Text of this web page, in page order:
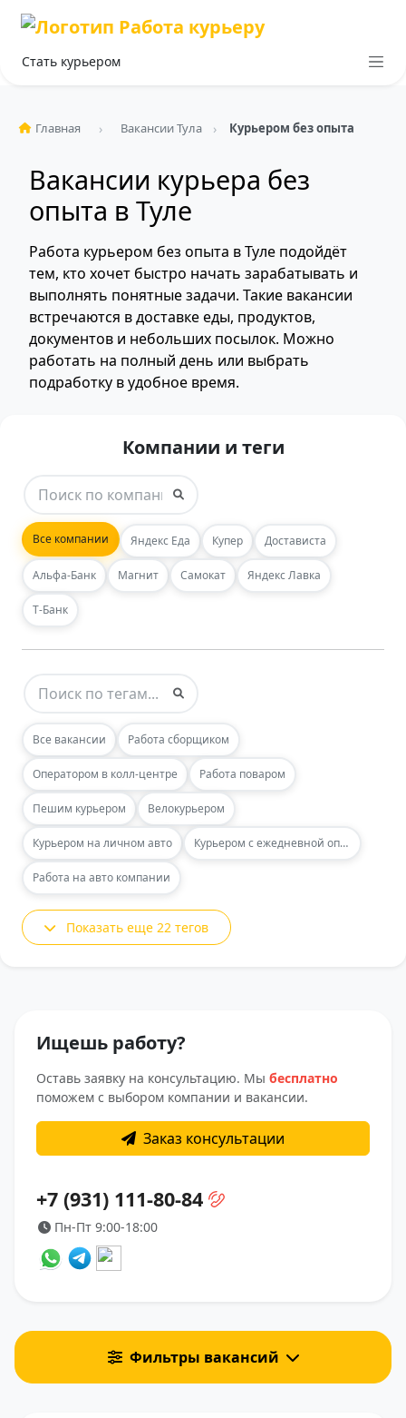
Стать курьером
Главная Вакансии Тула Курьером без опыта
Вакансии курьера без
опыта в Туле
Работа курьером без опыта в Туле подойдёт
тем, кто хочет быстро начать зарабатывать и
выполнять понятные задачи. Такие вакансии
встречаются в доставке еды, продуктов,
документов и небольших посылок. Можно
работать на полный день или выбрать
подработку в удобное время.
Компании и теги
Все компании Яндекс Еда Купер Достависта
Альфа-Банк Магнит Самокат Яндекс Лавка
Т-Банк
Все вакансии Работа сборщиком
Оператором в колл-центре Работа поваром
Пешим курьером Велокурьером
Курьером на личном авто Курьером с ежедневной оплатой
Работа на авто компании
Показать еще 22 тегов
Фильтры вакансий
Ищешь работу?
Оставь заявку на консультацию. Мы бесплатно
поможем с выбором компании и вакансии.
Заказ консультации
+7 (931) 111-80-84
Пн-Пт 9:00-18:00